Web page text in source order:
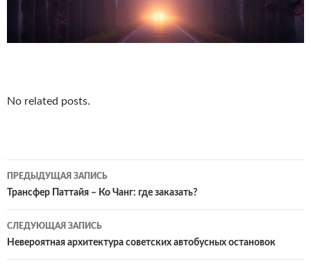
No related posts.
Навигация
по
записям
ПРЕДЫДУЩАЯ ЗАПИСЬ
Трансфер Паттайя – Ко Чанг: где заказать?
СЛЕДУЮЩАЯ ЗАПИСЬ
Невероятная архитектура советских автобусных остановок